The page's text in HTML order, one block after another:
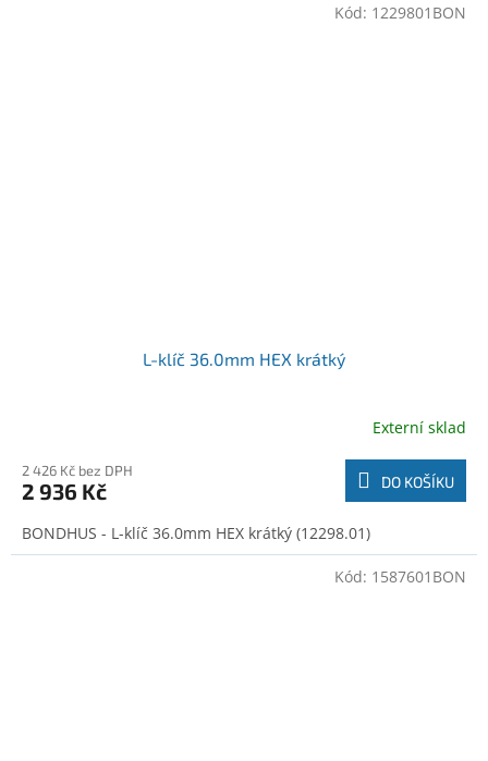
L-klíč 36.0mm HEX krátký
Externí sklad
2 426 Kč bez DPH
2 936 Kč DO KOŠÍKU
BONDHUS - L-klíč 36.0mm HEX krátký (12298.01)
Kód: 1229801BON
Kód: 1587601BON